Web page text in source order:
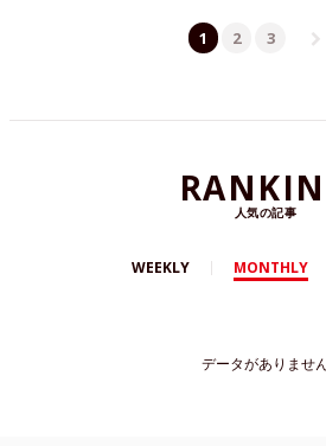
1 2 3
人気の記事
WEEKLY MONTHLY
データがありませ